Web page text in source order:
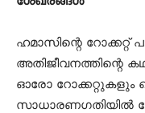
ഹമാസിന്റെ റോക്കറ്റ്
അതിജീവനത്തിന്റെ
ഓരോ റോക്കറ്റുകളും
സാധാരണഗതിയില്‍